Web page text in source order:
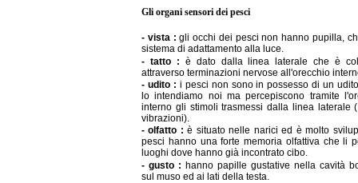
Gli organi sensori dei pesci
- vista : gli occhi dei pesci non hanno pupilla,
sistema di adattamento alla luce.
- tatto : è dato dalla linea laterale che è
attraverso terminazioni nervose all'orecchio
- udito : i pesci non sono in possesso di un
lo intendiamo noi ma percepiscono tramite
interno gli stimoli trasmessi dalla linea laterale
vibrazioni).
- olfatto :è situato nelle narici ed è molto
pesci hanno una forte memoria olfattiva che li
luoghi dove hanno già incontrato cibo.
- gusto : hanno papille gustative nella cavità
sul muso ed ai lati della testa.